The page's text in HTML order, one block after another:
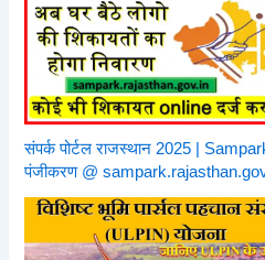
संपर्क पोर्टल राजस्थान 2025 |
पंजीकरण @